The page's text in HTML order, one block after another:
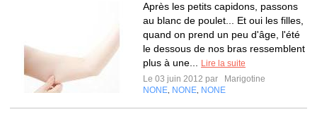
Après les petits capidons, passons
au blanc de poulet... Et oui les filles,
quand on prend un peu d'âge, l'été
le dessous de nos bras ressemblent
plus à une...
Lire la suite
Le 03 juin 2012 par
Marigotine
NONE NONE NONE